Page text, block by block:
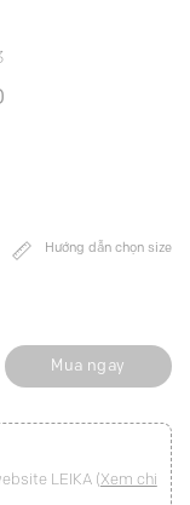
Hướng dẫn chọn size
Mua ngay
LEIKA (Xem chi